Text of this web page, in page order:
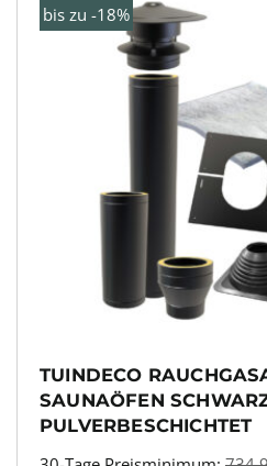
bis zu -18%
TUINDECO
SAUNAÖFEN
PULVERBESCHICHTET